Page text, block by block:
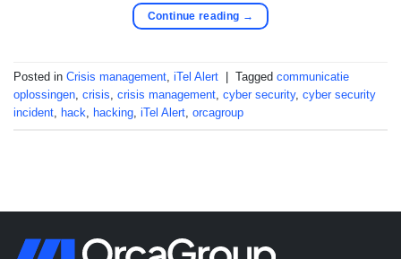
Continue reading →
Posted in Crisis management, iTel Alert Tagged communicatie
oplossingen, crisis, crisis management, cyber security, cyber security
incident, hack, hacking, iTel Alert, orcagroup